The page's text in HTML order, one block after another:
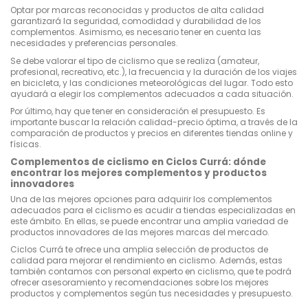
Optar por marcas reconocidas y productos de alta calidad
garantizará la seguridad, comodidad y durabilidad de los
complementos. Asimismo, es necesario tener en cuenta las
necesidades y preferencias personales.
Se debe valorar el tipo de ciclismo que se realiza (amateur,
profesional, recreativo, etc.), la frecuencia y la duración de los viajes
en bicicleta, y las condiciones meteorológicas del lugar. Todo esto
ayudará a elegir los complementos adecuados a cada situación.
Por último, hay que tener en consideración el presupuesto. Es
importante buscar la relación calidad-precio óptima, a través de la
comparación de productos y precios en diferentes tiendas online y
físicas.
Complementos de ciclismo en Ciclos Currá: dónde
encontrar los mejores complementos y productos
innovadores
Una de las mejores opciones para adquirir los complementos
adecuados para el ciclismo es acudir a tiendas especializadas en
este ámbito. En ellas, se puede encontrar una amplia variedad de
productos innovadores de las mejores marcas del mercado.
Ciclos Currá te ofrece una amplia selección de productos de
calidad para mejorar el rendimiento en ciclismo. Además, estas
también contamos con personal experto en ciclismo, que te podrá
ofrecer asesoramiento y recomendaciones sobre los mejores
productos y complementos según tus necesidades y presupuesto.